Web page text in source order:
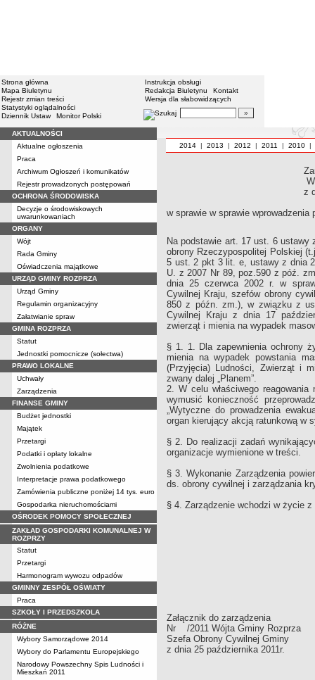
Strona główna
Mapa Biuletynu
Rejestr zmian treści
Statystyki oglądalności
Dziennik Ustaw
Monitor Polski
Instrukcja obsługi
Redakcja Biuletynu
Kontakt
Wersja dla słabowidzących
AKTUALNOŚCI
Aktualne ogłoszenia
Praca
Archiwum Ogłoszeń i komunikatów
Rejestr prowadzonych postępowań
OCHRONA ŚRODOWISKA
Decyzje o środowiskowych
uwarunkowaniach
ORGANY
Wójt
Rada Gminy
Oświadczenia majątkowe
URZĄD GMINY ROZPRZA
Urząd Gminy
Regulamin organizacyjny
Załatwianie spraw
GMINA ROZPRZA
Statut
Jednostki pomocnicze (sołectwa)
PRAWO LOKALNE
Uchwały
Zarządzenia
FINANSE GMINY
Budżet jednostki
Majątek
Przetargi
Podatki i opłaty lokalne
Zwolnienia podatkowe
Interpretacje prawa podatkowego
Zamówienia publiczne poniżej 14 tys. euro
Gospodarka nieruchomościami
OŚRODEK POMOCY SPOŁECZNEJ
ZAKŁAD GOSPODARKI KOMUNALNEJ W
ROZPRZY
Statut
Przetargi
Harmonogram wywozu odpadów
GMINNY ZESPÓŁ OŚWIATY
Praca
SZKOŁY I PRZEDSZKOLA
RÓŻNE
Wybory Samorządowe 2014
Wybory do Parlamentu Europejskiego
Narodowy Powszechny Spis Ludności i
Mieszkań 2011
2014| 2013 | 2012 | 2011 | 2010|
z
w sprawie w sprawie
Na podstawie art. 17 ust. 6 ustawy
obrony Rzeczypospolitej Polskiej
5 ust. 2 pkt 3 lit. e, ustawy z dnia
U. z 2007 Nr 89, poz.590 z póź.
dnia 25 czerwca 2002 r. w
Cywilnej Kraju, szefów obrony
850 z późn. zm.), w związku z
Cywilnej Kraju z dnia 17
zwierząt i mienia na wypadek
§ 1. 1. Dla zapewnienia ochrony
mienia na wypadek powstania
(Przyjęcia) Ludności, Zwierząt i
zwany dalej „Planem”.
2. W celu właściwego
wymusić konieczność
„Wytyczne do prowadzenia
organ kierujący akcją ratunkową w
§ 2. Do realizacji zadań
organizacje wymienione w treści.
§ 3. Wykonanie Zarządzenia
ds. obrony cywilnej i zarządzania
§ 4. Zarządzenie wchodzi w życie z
Załącznik do zarządzenia
Nr /2011 Wójta Gminy Rozprza
Szefa Obrony Cywilnej Gminy
z dnia 25 października 2011r.